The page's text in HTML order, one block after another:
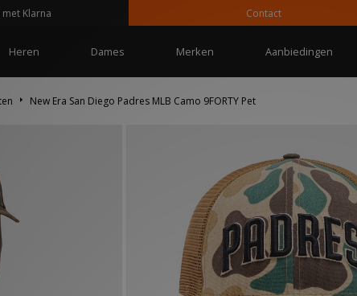
Contact
Heren Dames Merken Aanbiedingen
New Era San Diego Padres MLB Camo 9FORTY Pet